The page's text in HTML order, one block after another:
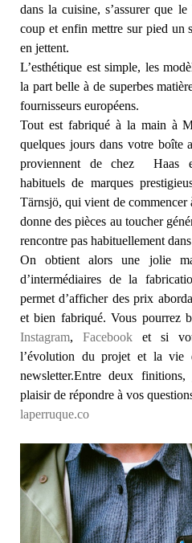
dans la cuisine, s’assurer que
coup et enfin mettre sur pied un
en jettent.
L’esthétique est simple, les
la part belle à de superbes
fournisseurs européens.
Tout est fabriqué à la main à
quelques jours dans votre boîte
proviennent de chez Haas
habituels de marques
Tärnsjö, qui vient de
donne des pièces au toucher
rencontre pas habituellement
On obtient alors une jolie
d’intermédiaires de la
permet d’afficher des prix
et bien fabriqué. Vous pourrez
Instagram, Facebook et si
l’évolution du projet et la vie
newsletter.Entre deux
plaisir de répondre à vos
laperruque.co